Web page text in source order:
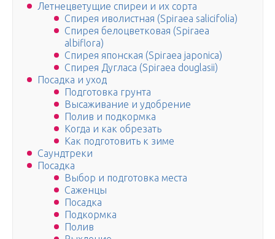
Летнецветущие спиреи и их сорта
Спирея иволистная (Spiraea salicifolia)
Спирея белоцветковая (Spiraea
albiflora)
Спирея японская (Spiraea japonica)
Спирея Дугласа (Spiraea douglasii)
Посадка и уход
Подготовка грунта
Высаживание и удобрение
Полив и подкормка
Когда и как обрезать
Как подготовить к зиме
Саундтреки
Посадка
Выбор и подготовка места
Саженцы
Посадка
Подкормка
Полив